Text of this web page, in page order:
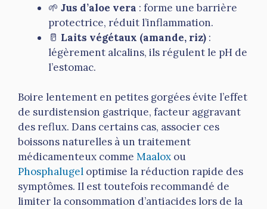
🌱 Jus d’aloe vera : forme une barrière
protectrice, réduit l’inflammation.
🥛 Laits végétaux (amande, riz) :
légèrement alcalins, ils régulent le pH de
l’estomac.
Boire lentement en petites gorgées évite l’effet
de surdistension gastrique, facteur aggravant
des reflux. Dans certains cas, associer ces
boissons naturelles à un traitement
médicamenteux comme Maalox ou
Phosphalugel optimise la réduction rapide des
symptômes. Il est toutefois recommandé de
limiter la consommation d’antiacides lors de la